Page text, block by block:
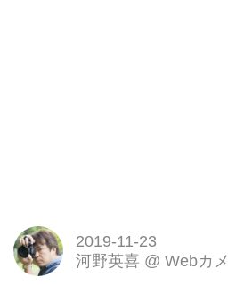
2019-11-23
河野英喜 @ Webカ